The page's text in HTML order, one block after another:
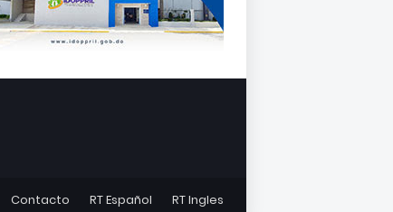
Contacto RT Español RT Ingles